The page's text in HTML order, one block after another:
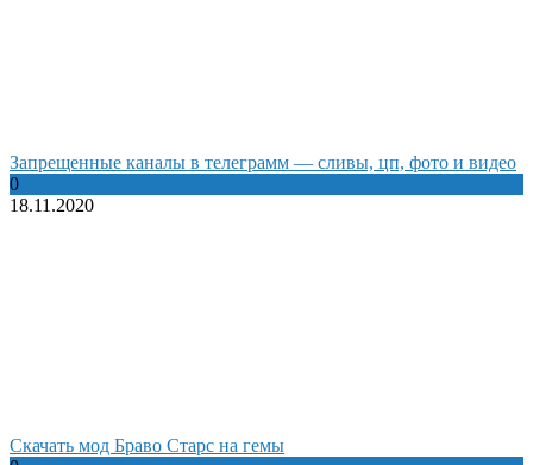
Запрещенные каналы в телеграмм — сливы, цп, фото и видео
0
18.11.2020
Cкачать мод Браво Старс на гемы